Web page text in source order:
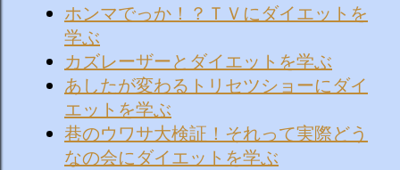
ホンマでっか！？ＴＶにダイエットを
学ぶ
カズレーザーとダイエットを学ぶ
あしたが変わるトリセツショーにダイ
エットを学ぶ
巷のウワサ大検証！それって実際どう
なの会にダイエットを学ぶ